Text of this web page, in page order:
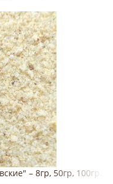
– 8гр, 50гр, 100гр.